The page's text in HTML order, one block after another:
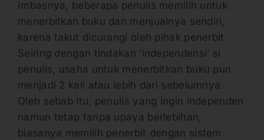
Imbasnya, beberapa penulis memilih untuk
menerbitkan buku dan menjualnya sendiri,
karena takut dicurangi oleh pihak penerbit.
Seiring dengan tindakan ‘independensi’ si
penulis, usaha untuk menerbitkan buku pun
menjadi 2 kali atau lebih dari sebelumnya.
Oleh sebab itu, penulis yang ingin independen
namun tetap tanpa upaya berlebihan,
biasanya memilih penerbit dengan sistem